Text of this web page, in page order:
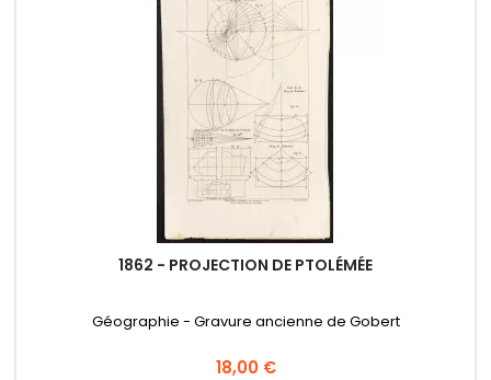
1862 - PROJECTION DE PTOLÉMÉE
Géographie - Gravure ancienne de Gobert
Prix
18,00 €